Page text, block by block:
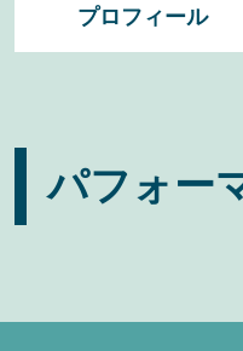
プロフィール
パフォー